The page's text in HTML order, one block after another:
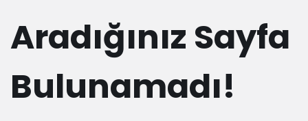
Aradığınız Sayfa
Bulunamadı!